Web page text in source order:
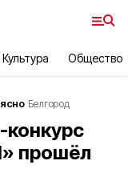
Культура Общество
ясно Белгород
прошёл